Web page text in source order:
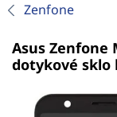
Zenfone
Asus Zenfone
dotykové sklo